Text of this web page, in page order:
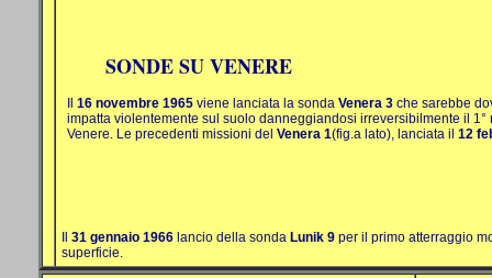
SONDE SU VENERE
16 novembre 1965 viene lanciata la sonda Venera 3 che sarebbe
impatta violentemente sul suolo danneggiandosi irreversibilmente il 1°
Venere. Le precedenti missioni del Venera 1(fig.a lato), lanciata il 12
31 gennaio 1966 lancio della sonda Lunik 9per il primo atterraggio
superficie.